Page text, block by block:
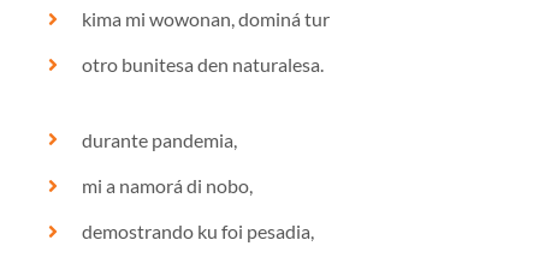
kima mi wowonan, dominá tur
otro bunitesa den naturalesa.
durante pandemia,
mi a namorá di nobo,
demostrando ku foi pesadia,